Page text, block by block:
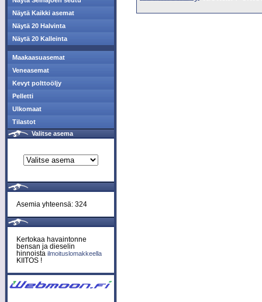
Näytä Kaikki asemat
Näytä 20 Halvinta
Näytä 20 Kalleinta
Maakaasuasemat
Veneasemat
Kevyt polttoöljy
Pelletti
Ulkomaat
Tilastot
Valitse asema
Asemia yhteensä: 324
Kertokaa havaintonne
bensan ja dieselin
hinnoista ilmoituslomakkeella
KIITOS !